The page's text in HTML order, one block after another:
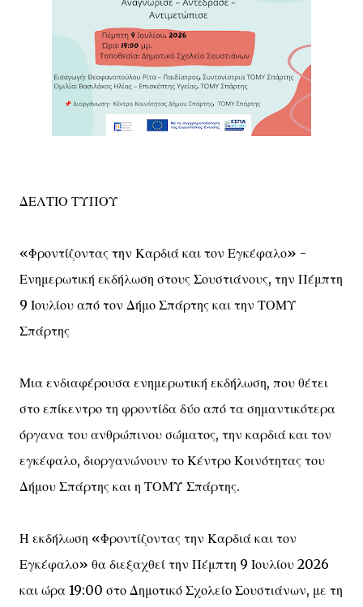
ΔΕΛΤΙΟ ΤΥΠΟΥ
«Φροντίζοντας την Καρδιά και τον Εγκέφαλο» -
Ενημερωτική εκδήλωση στους Σουστιάνους, την Πέμπτη
9 Ιουλίου από τον Δήμο Σπάρτης και την ΤΟΜΥ
Σπάρτης
Μια ενδιαφέρουσα ενημερωτική εκδήλωση, που θέτει
στο επίκεντρο τη φροντίδα δύο από τα σημαντικότερα
όργανα του ανθρώπινου σώματος, την καρδιά και τον
εγκέφαλο, διοργανώνουν το Κέντρο Κοινότητας του
Δήμου Σπάρτης και η ΤΟΜΥ Σπάρτης.
Η εκδήλωση «Φροντίζοντας την Καρδιά και τον
Εγκέφαλο» θα διεξαχθεί την Πέμπτη 9 Ιουλίου 2026
και ώρα 19:00 στο Δημοτικό Σχολείο Σουστιάνων, με τη